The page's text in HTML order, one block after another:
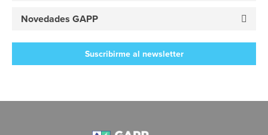
Novedades GAPP
Suscribirme al newsletter